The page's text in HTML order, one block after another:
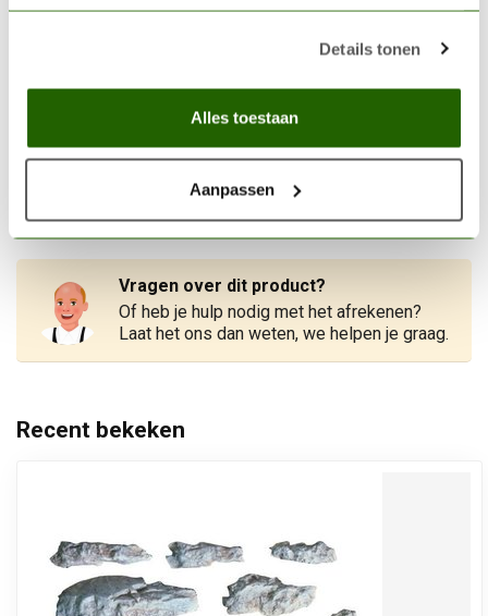
Details tonen
Alles toestaan
Aanpassen
Woodland Scenics Dead Fall
Niet op voorraad
Vragen over dit product?
Of heb je hulp nodig met het afrekenen?
Laat het ons dan weten, we helpen je graag.
Recent bekeken